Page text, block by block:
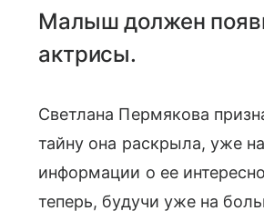
Малыш должен
актрисы.
Светлана Пермякова
тайну она раскрыла, уже
информации о ее
теперь, будучи уже на